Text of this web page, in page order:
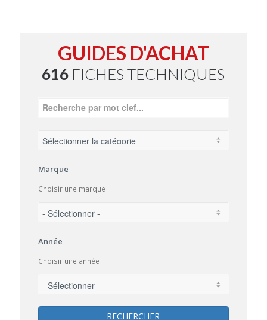
GUIDES D'ACHAT
616 FICHES TECHNIQUES
Marque
Choisir une marque
Année
Choisir une année
RECHERCHER